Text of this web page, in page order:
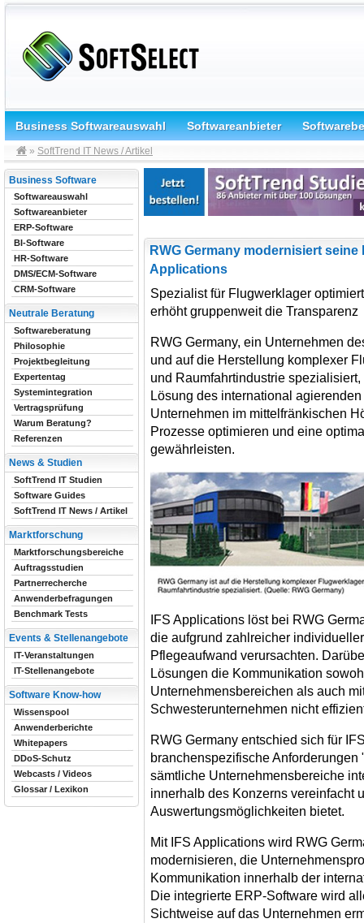
Business Softwareauswahl Softwareanbieter
» SoftTrend IT News / Artikel
RWG Germany modernisiert
Applications
Spezialist für Flugwerklager
erhöht gruppenweit die Transparenz
RWG Germany, ein Unternehmen
und auf die Herstellung komplexer
und Raumfahrtindustrie
Lösung des international
Unternehmen im mittelfränkischen
Prozesse optimieren und eine
gewährleisten.
IFS Applications löst bei RWG
die aufgrund zahlreicher
Pflegeaufwand verursachten.
Lösungen die Kommunikation
Unternehmensbereichen als auch
Schwesterunternehmen nicht
RWG Germany entschied sich für
branchenspezifische Anforderungen
sämtliche Unternehmensbereiche
innerhalb des Konzerns vereinfacht
Auswertungsmöglichkeiten bietet.
Mit IFS Applications wird RWG
modernisieren, die
Kommunikation innerhalb der
Die integrierte ERP-Software wird
Sichtweise auf das Unternehmen
Business Software
Softwareauswahl
Softwareanbieter
ERP-Software
BI-Software
HR-Software
DMS/ECM-Software
CRM-Software
Neutrale Beratung
Softwareberatung
Philosophie
Projektbegleitung
Expertentag
Systemintegration
Vertragsprüfung
Warum Beratung?
Referenzen
News & Studien
SoftTrend IT Studien
Software Guides
SoftTrend IT News / Artikel
Marktforschung
Marktforschungsbereiche
Auftragsstudien
Partnerrecherche
Anwenderbefragungen
Benchmark Tests
Events & Stellenangebote
IT-Veranstaltungen
IT-Stellenangebote
Software Know-how
Wissenspool
Anwenderberichte
Whitepapers
DDoS-Schutz
Webcasts / Videos
Glossar / Lexikon